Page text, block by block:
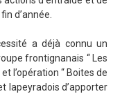
d’année.
a déjà connu un
frontignanais “ Les
l’opération “ Boites de
lapeyradois d’apporter